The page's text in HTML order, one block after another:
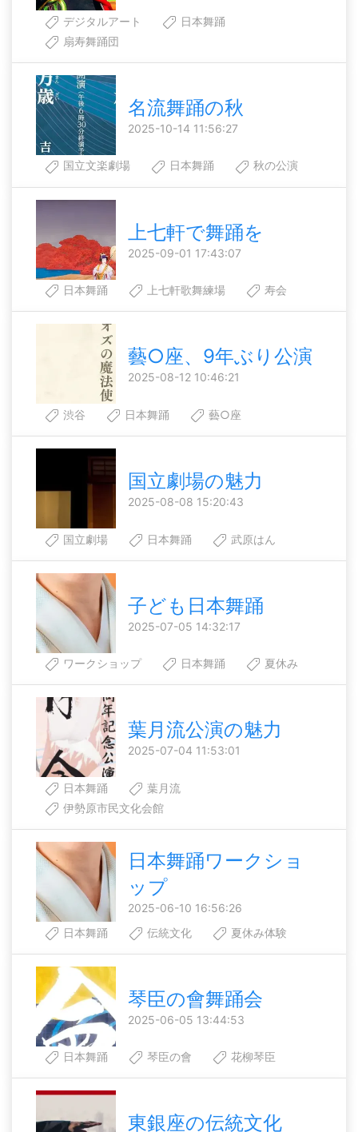
デジタルアート
日本舞踊
扇寿舞踊団
名流舞踊の秋
2025-10-14 11:56:27
国立文楽劇場 日本舞踊 秋の公演
上七軒で舞踊を
2025-09-01 17:43:07
日本舞踊 上七軒歌舞練場 寿会
藝○座、9年ぶり公演
2025-08-12 10:46:21
渋谷 日本舞踊 藝○座
国立劇場の魅力
2025-08-08 15:20:43
国立劇場 日本舞踊 武原はん
子ども日本舞踊
2025-07-05 14:32:17
ワークショップ 日本舞踊 夏休み
葉月流公演の魅力
2025-07-04 11:53:01
日本舞踊
葉月流
伊勢原市民文化会館
日本舞踊ワークショ
ップ
2025-06-10 16:56:26
日本舞踊
伝統文化 夏休み体験
琴臣の會舞踊会
2025-06-05 13:44:53
日本舞踊 琴臣の會 花柳琴臣
東銀座の伝統文化